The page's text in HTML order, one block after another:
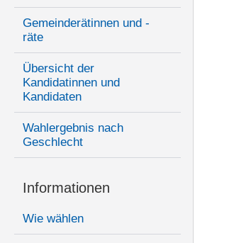
Gemeinderätinnen und -
räte
Übersicht der
Kandidatinnen und
Kandidaten
Wahlergebnis nach
Geschlecht
Informationen
Wie wählen